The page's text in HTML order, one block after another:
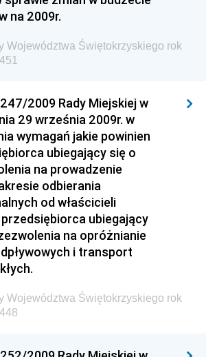
Ministra Energii
Ministra Finansów
Ministra Rozwoju i Finansów
Wyższego Urzędu Górniczego
Prezesa Urzędu Transportu
Ministra Przedsiębiorczości i
Ministra Inwestycji i Rozwoju
Naczelnego Dyrektora Archiwów
Ministra Finansów, Inwestycji i
na 2009r.
Województwa Świętokrzyskiego rok
2009 Rady Miejskiej w
29 września 2009r. w
wymagań jakie powinien
ubiegający się o
na prowadzenie
odbierania
od właścicieli
ubiegający
na opróżnianie
i transport
Województwa Świętokrzyskiego rok